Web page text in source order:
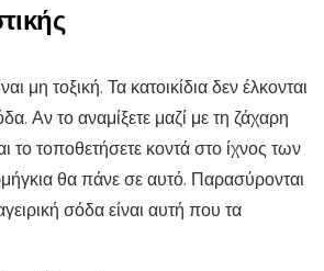
μη τοξική. Τα κατοικίδια δεν έλκονται
Αν το αναμίξετε μαζί με τη ζάχαρη
το τοποθετήσετε κοντά στο ίχνος των
θα πάνε σε αυτό. Παρασύρονται
σόδα είναι αυτή που τα